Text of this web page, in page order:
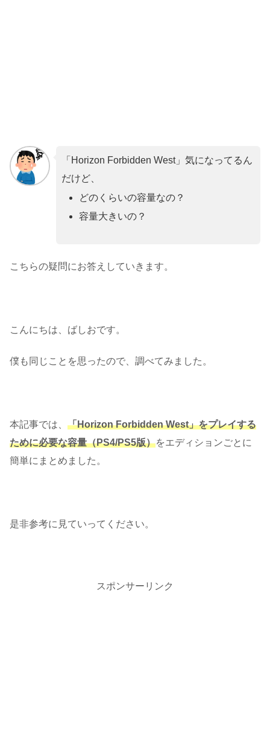
「Horizon Forbidden West」気になってるん
だけど、
どのくらいの容量なの？
容量大きいの？
こちらの疑問にお答えしていきます。
こんにちは、ばしおです。
僕も同じことを思ったので、調べてみました。
本記事では、 「Horizon Forbidden West」をプレイする
ために必要な容量（PS4/PS5版）をエディションごとに
簡単にまとめました。
是非参考に見ていってください。
スポンサーリンク